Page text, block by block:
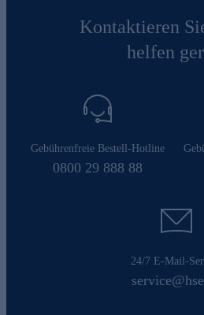
Kontaktieren
helfen
Gebührenfreie Bestell-Hotline
0800 29 888 88
24/7 E-Mail-